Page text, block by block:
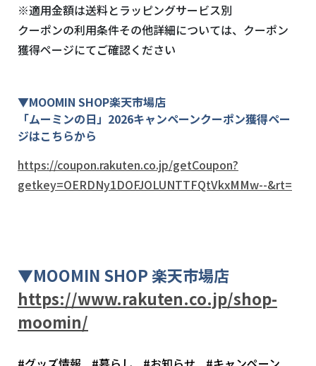
※適用金額は送料とラッピングサービス別
クーポンの利用条件その他詳細については、クーポン
獲得ページにてご確認ください
▼MOOMIN SHOP楽天市場店
「ムーミンの日」2026キャンペーンクーポン獲得ペー
ジはこちらから
https://coupon.rakuten.co.jp/getCoupon?
getkey=OERDNy1DOFJOLUNTTFQtVkxMMw--&rt=
▼MOOMIN SHOP 楽天市場店
https://www.rakuten.co.jp/shop-
moomin/